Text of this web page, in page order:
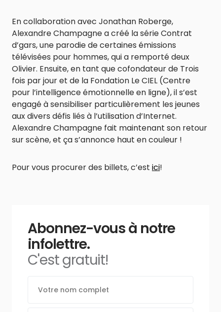
En collaboration avec Jonathan Roberge,
Alexandre Champagne a créé la série Contrat
d’gars, une parodie de certaines émissions
télévisées pour hommes, qui a remporté deux
Olivier. Ensuite, en tant que cofondateur de Trois
fois par jour et de la Fondation Le CIEL (Centre
pour l’intelligence émotionnelle en ligne), il s’est
engagé à sensibiliser particulièrement les jeunes
aux divers défis liés à l’utilisation d’Internet.
Alexandre Champagne fait maintenant son retour
sur scène, et ça s’annonce haut en couleur !
Pour vous procurer des billets, c’est ici!
Abonnez-vous à notre
infolettre.
C'est gratuit!